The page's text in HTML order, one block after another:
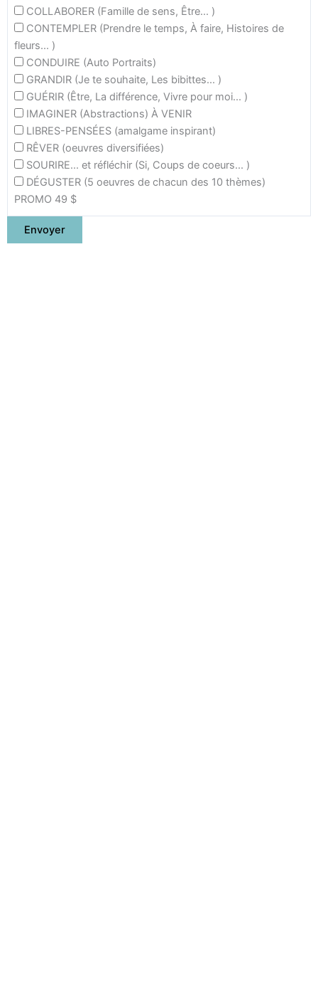
COLLABORER (Famille de sens, Être... )
CONTEMPLER (Prendre le temps, À faire, Histoires de
fleurs... )
CONDUIRE (Auto Portraits)
GRANDIR (Je te souhaite, Les bibittes... )
GUÉRIR (Être, La différence, Vivre pour moi... )
IMAGINER (Abstractions) À VENIR
LIBRES-PENSÉES (amalgame inspirant)
RÊVER (oeuvres diversifiées)
SOURIRE... et réfléchir (Si, Coups de coeurs... )
DÉGUSTER (5 oeuvres de chacun des 10 thèmes)
PROMO 49 $
Envoyer